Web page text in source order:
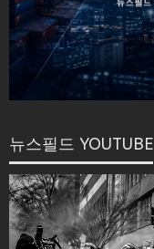
뉴스필드 YOUTUBE